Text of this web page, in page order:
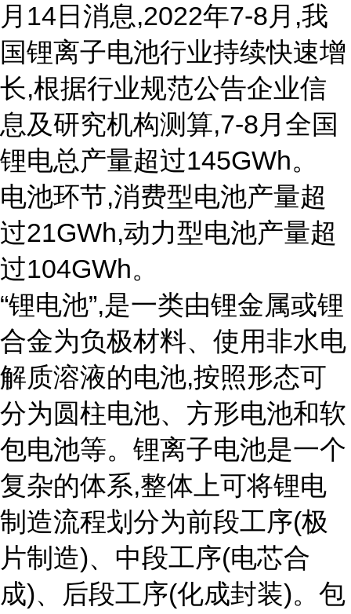
月14日消息,2022年7-8月,我
国锂离子电池行业持续快速增
长,根据行业规范公告企业信
息及研究机构测算,7-8月全国
锂电总产量超过145GWh。
电池环节,消费型电池产量超
过21GWh,动力型电池产量超
过104GWh。
“锂电池”,是一类由锂金属或锂
合金为负极材料、使用非水电
解质溶液的电池,按照形态可
分为圆柱电池、方形电池和软
包电池等。锂离子电池是一个
复杂的体系,整体上可将锂电
制造流程划分为前段工序(极
片制造)、中段工序(电芯合
成)、后段工序(化成封装)。包